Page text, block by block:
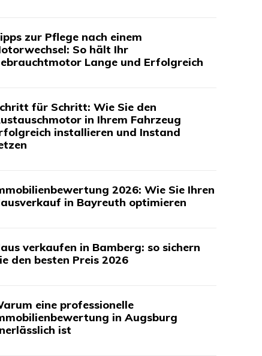
zur Pflege nach einem
So hält Ihr
Lange und Erfolgreich
für Schritt: Wie Sie den
in Ihrem Fahrzeug
installieren und Instand
2026: Wie Sie Ihren
in Bayreuth optimieren
verkaufen in Bamberg: so sichern
den besten Preis 2026
eine professionelle
in Augsburg
ist